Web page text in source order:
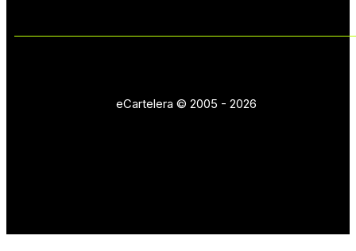
eCartelera © 2005 - 2026